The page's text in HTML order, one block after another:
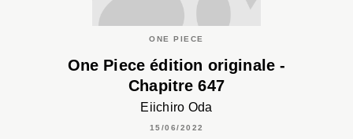
ONE PIECE
One Piece édition originale -
Chapitre 647
Eiichiro Oda
15/06/2022